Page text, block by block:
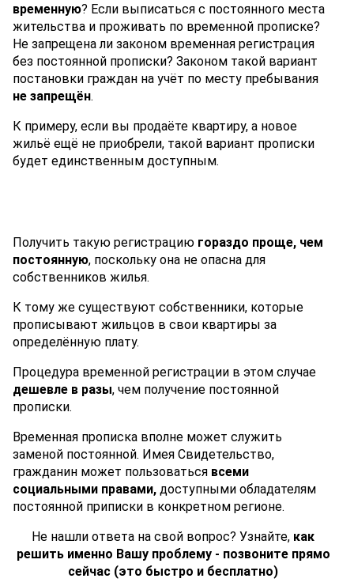
временную? Если выписаться с постоянного места
жительства и проживать по временной прописке?
Не запрещена ли законом временная регистрация
без постоянной прописки? Законом такой вариант
постановки граждан на учёт по месту пребывания
не запрещён.
К примеру, если вы продаёте квартиру, а новое
жильё ещё не приобрели, такой вариант прописки
будет единственным доступным.
Получить такую регистрацию гораздо проще, чем
постоянную, поскольку она не опасна для
собственников жилья.
К тому же существуют собственники, которые
прописывают жильцов в свои квартиры за
определённую плату.
Процедура временной регистрации в этом случае
дешевле в разы, чем получение постоянной
прописки.
Временная прописка вполне может служить
заменой постоянной. Имея Свидетельство,
гражданин может пользоваться всеми
социальными правами, доступными обладателям
постоянной приписки в конкретном регионе.
Не нашли ответа на свой вопрос? Узнайте, как
решить именно Вашу проблему - позвоните прямо
сейчас (это быстро и бесплатно)